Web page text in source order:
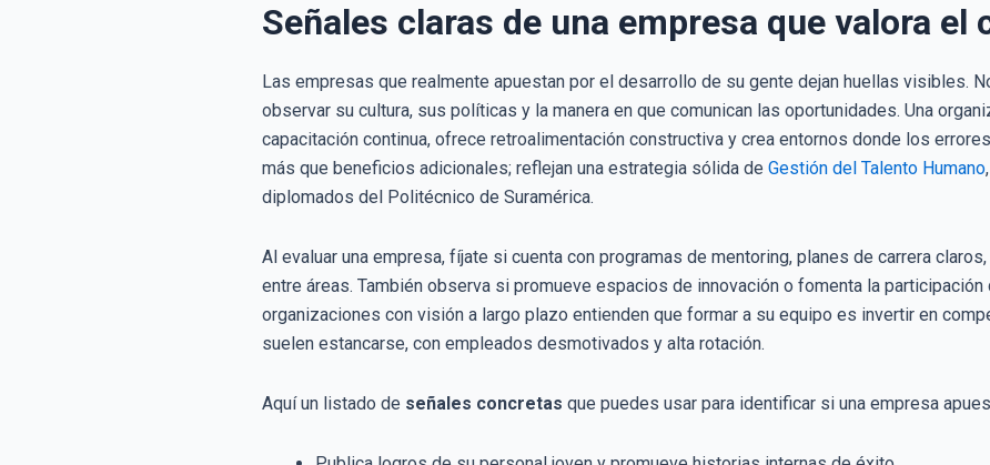
Señales claras de una empresa que valora
Las empresas que realmente apuestan por el desarrollo de su gente dejan huellas visibles.
observar su cultura, sus políticas y la manera en que comunican las oportunidades. Una
capacitación continua, ofrece retroalimentación constructiva y crea entornos donde los
más que beneficios adicionales; reflejan una estrategia sólida de Gestión del Talento Humano
diplomados del Politécnico de Suramérica.
Al evaluar una empresa, fíjate si cuenta con programas de mentoring, planes de carrera
entre áreas. También observa si promueve espacios de innovación o fomenta la
organizaciones con visión a largo plazo entienden que formar a su equipo es invertir en
suelen estancarse, con empleados desmotivados y alta rotación.
Aquí un listado de señales concretas que puedes usar para identificar si una empresa